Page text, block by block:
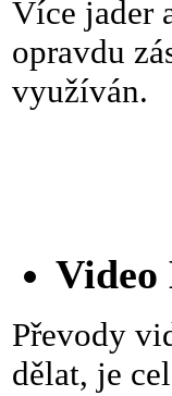
Více jader
opravdu
využíván.
Video
Převody
dělat, je